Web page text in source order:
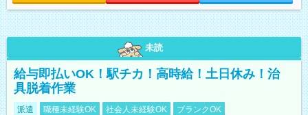
未読
給与即払いOK！駅チカ！高時給！土日休み！治
具脱着作業
派遣 職種未経験OK 社会人未経験OK
ブランクOK